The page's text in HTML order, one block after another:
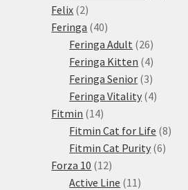
Felix 22
produkty
Feringa 4040
produktů
Feringa Adult 2626
produktů
Feringa Kitten 44
produkty
Feringa Senior 33
produkty
Feringa Vitality 44
Fitmin 1414
produktů
Fitmin Cat for Life 88
Fitmin Cat Purity 66
Forza 10 1212
produktů
Active Line 11 11